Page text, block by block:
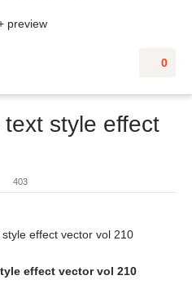
preview
0
style effect
403
effect vector vol 210